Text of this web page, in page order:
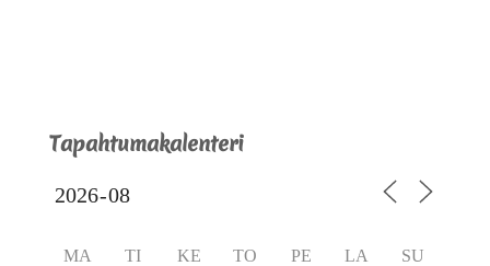
Tapahtumakalenteri
MA TI KE TO PE LA SU